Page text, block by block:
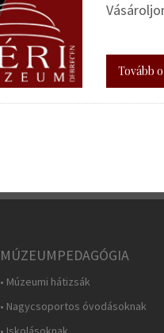
Tovább
MÚZEUMPEDAGÓGIA
• Múzeumi hátizsák
• Nagycsoportos óvodásoknak